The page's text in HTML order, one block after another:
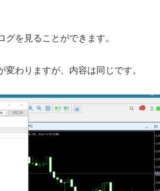
を見ることができます。
わりますが、内容は同じです。